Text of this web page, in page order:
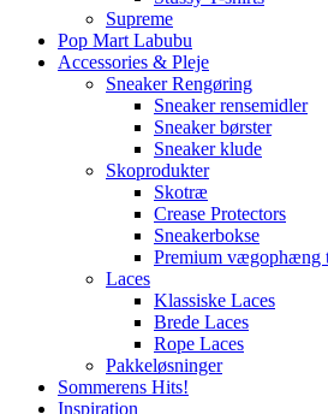
Supreme
Pop Mart Labubu
Accessories & Pleje
Sneaker Rengøring
Sneaker rensemidler
Sneaker børster
Sneaker klude
Skoprodukter
Skotræ
Crease Protectors
Sneakerbokse
Premium vægophæng
Laces
Klassiske Laces
Brede Laces
Rope Laces
Pakkeløsninger
Sommerens Hits!
Inspiration